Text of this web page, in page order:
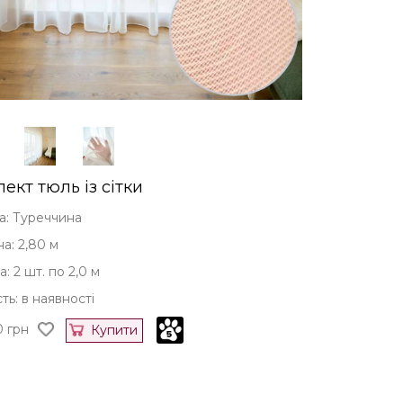
тюль із сітки
Туреччина
2,80 м
2 шт. по 2,0 м
в наявності
грн Купити